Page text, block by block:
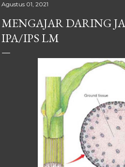
Agustus 01, 2021
MENGAJAR DARING
IPA/IPS LM